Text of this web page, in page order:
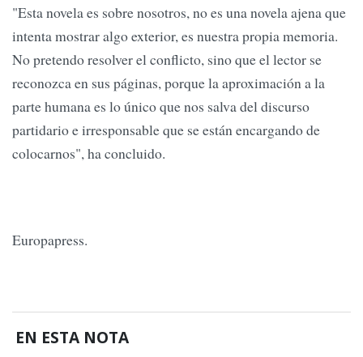
"Esta novela es sobre nosotros, no es una novela ajena que
intenta mostrar algo exterior, es nuestra propia memoria.
No pretendo resolver el conflicto, sino que el lector se
reconozca en sus páginas, porque la aproximación a la
parte humana es lo único que nos salva del discurso
partidario e irresponsable que se están encargando de
colocarnos", ha concluido.
Europapress.
EN ESTA NOTA